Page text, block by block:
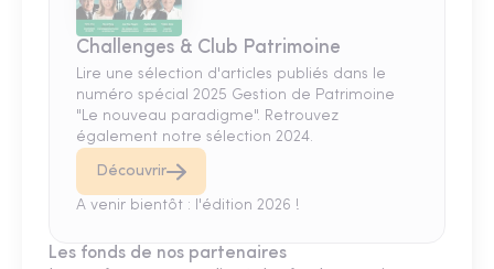
Challenges & Club Patrimoine
Lire une sélection d'articles publiés dans le
numéro spécial 2025 Gestion de Patrimoine
"Le nouveau paradigme". Retrouvez
également notre sélection 2024.
Découvrir
A venir bientôt : l'édition 2026 !
Les fonds de nos partenaires